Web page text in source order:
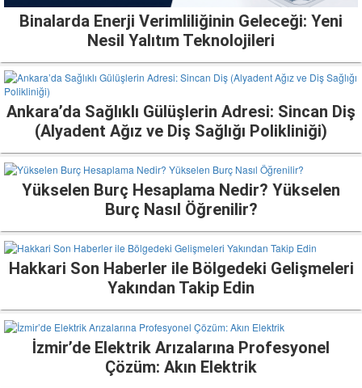
Binalarda Enerji Verimliliğinin Geleceği: Yeni
Nesil Yalıtım Teknolojileri
Ankara’da Sağlıklı Gülüşlerin Adresi: Sincan Diş
(Alyadent Ağız ve Diş Sağlığı Polikliniği)
Yükselen Burç Hesaplama Nedir? Yükselen
Burç Nasıl Öğrenilir?
Hakkari Son Haberler ile Bölgedeki Gelişmeleri
Yakından Takip Edin
İzmir’de Elektrik Arızalarına Profesyonel
Çözüm: Akın Elektrik